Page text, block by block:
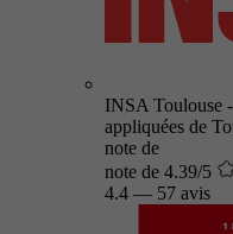
INSA Toulouse
appliquées de
note de
note de 4.39/5
4.4 — 57 avis